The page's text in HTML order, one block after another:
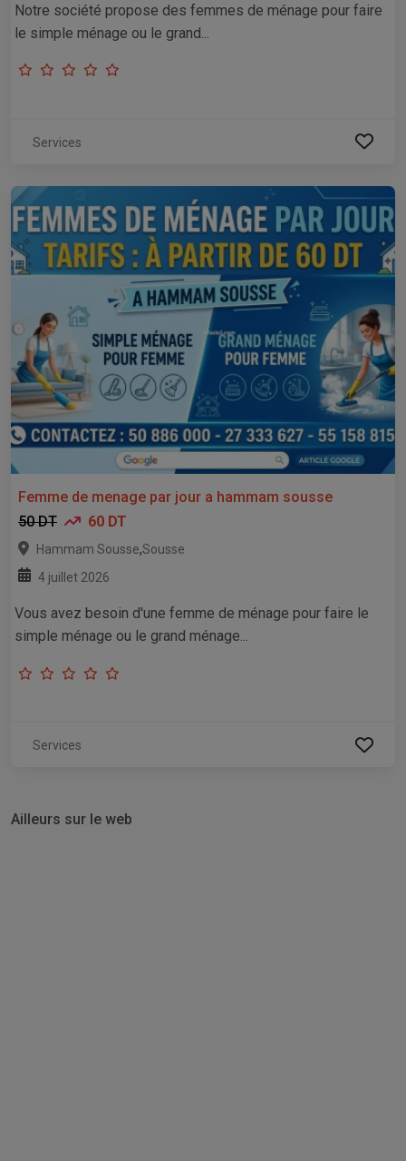
Notre société propose des femmes de ménage pour faire
le simple ménage ou le grand...
Services
Femme de menage par jour a hammam sousse
50 DT
60 DT
Hammam Sousse,Sousse
4 juillet 2026
Vous avez besoin d'une femme de ménage pour faire le
simple ménage ou le grand ménage...
Services
Ailleurs sur le web